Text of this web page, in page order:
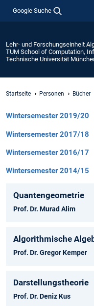
Google Suche
Lehr- und Forschungseinheit
TUM School of Computation,
Technische Universität
Startseite Personen Bücher
Wintersemester 2019/20
Wintersemester 2017/18
Wintersemester 2016/17
Wintersemester 2014/15
Quantengeometrie
Prof. Dr. Murad Alim
Algorithmische
Prof. Dr. Gregor Kemper
Darstellungstheorie
Prof. Dr. Deniz Kus